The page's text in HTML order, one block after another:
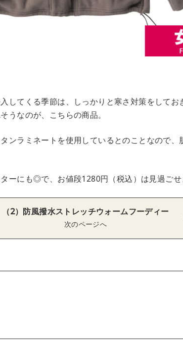
してくる季節は、しっかりと寒さ対策をしてお
うなのが、こちらの商品。
ンラミネートを使用しているとのことなので
ーにも◎で、お値段1280円（税込）は見過ごせ
（2）防風撥水ストレッチウォームフーディー
次のページへ